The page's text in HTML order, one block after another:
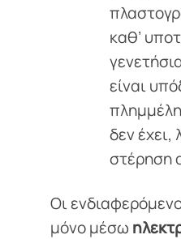
καθ’
είναι
δεν έχει,
στέρηση
Οι
μόνο μέσω